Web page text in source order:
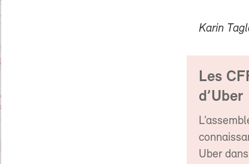
Karin
Les
d’Uber
Uber